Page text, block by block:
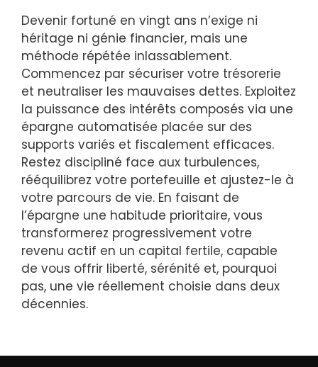
Devenir fortuné en vingt ans n’exige ni
héritage ni génie financier, mais une
méthode répétée inlassablement.
Commencez par sécuriser votre trésorerie
et neutraliser les mauvaises dettes. Exploitez
la puissance des intérêts composés via une
épargne automatisée placée sur des
supports variés et fiscalement efficaces.
Restez discipliné face aux turbulences,
rééquilibrez votre portefeuille et ajustez-le à
votre parcours de vie. En faisant de
l’épargne une habitude prioritaire, vous
transformerez progressivement votre
revenu actif en un capital fertile, capable
de vous offrir liberté, sérénité et, pourquoi
pas, une vie réellement choisie dans deux
décennies.